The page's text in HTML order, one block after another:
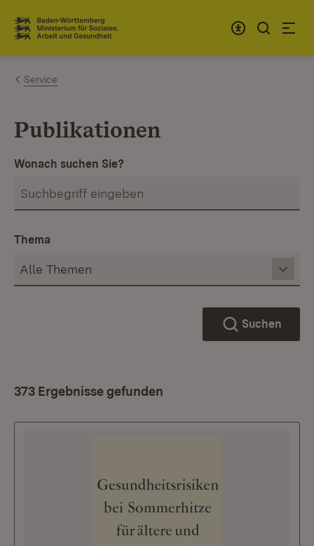
Zum Inhalt springen
Link zur Startseite
Service
Publikationen
Wonach suchen Sie?
Thema
Suchen
373 Ergebnisse gefunden